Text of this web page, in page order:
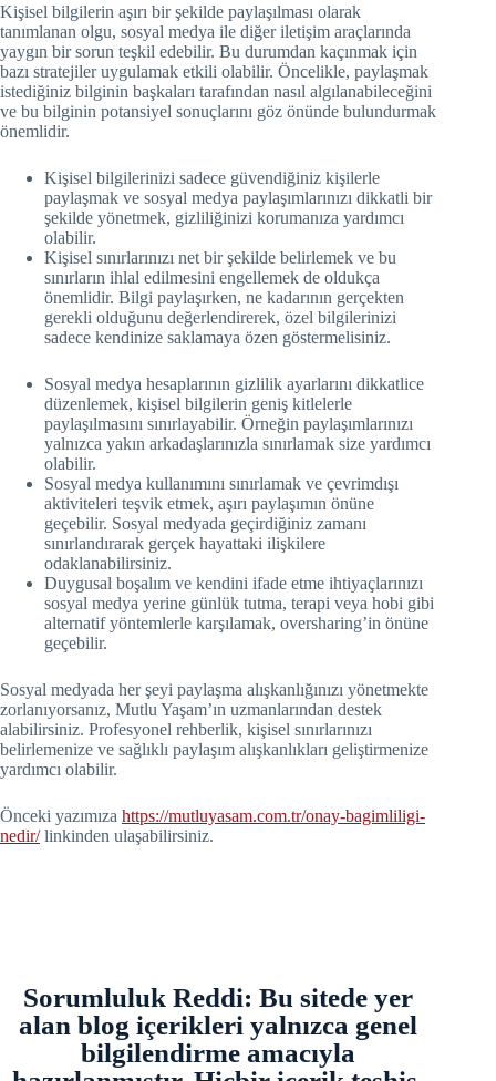
Kişisel bilgilerin aşırı bir şekilde paylaşılması olarak
tanımlanan olgu, sosyal medya ile diğer iletişim araçlarında
yaygın bir sorun teşkil edebilir. Bu durumdan kaçınmak için
bazı stratejiler uygulamak etkili olabilir. Öncelikle, paylaşmak
istediğiniz bilginin başkaları tarafından nasıl algılanabileceğini
ve bu bilginin potansiyel sonuçlarını göz önünde bulundurmak
önemlidir.
Kişisel bilgilerinizi sadece güvendiğiniz kişilerle
paylaşmak ve sosyal medya paylaşımlarınızı dikkatli bir
şekilde yönetmek, gizliliğinizi korumanıza yardımcı
olabilir.
Kişisel sınırlarınızı net bir şekilde belirlemek ve bu
sınırların ihlal edilmesini engellemek de oldukça
önemlidir. Bilgi paylaşırken, ne kadarının gerçekten
gerekli olduğunu değerlendirerek, özel bilgilerinizi
sadece kendinize saklamaya özen göstermelisiniz.
Sosyal medya hesaplarının gizlilik ayarlarını dikkatlice
düzenlemek, kişisel bilgilerin geniş kitlelerle
paylaşılmasını sınırlayabilir. Örneğin paylaşımlarınızı
yalnızca yakın arkadaşlarınızla sınırlamak size yardımcı
olabilir.
Sosyal medya kullanımını sınırlamak ve çevrimdışı
aktiviteleri teşvik etmek, aşırı paylaşımın önüne
geçebilir. Sosyal medyada geçirdiğiniz zamanı
sınırlandırarak gerçek hayattaki ilişkilere
odaklanabilirsiniz.
Duygusal boşalım ve kendini ifade etme ihtiyaçlarınızı
sosyal medya yerine günlük tutma, terapi veya hobi gibi
alternatif yöntemlerle karşılamak, oversharing’in önüne
geçebilir.
Sosyal medyada her şeyi paylaşma alışkanlığınızı yönetmekte
zorlanıyorsanız, Mutlu Yaşam’ın uzmanlarından destek
alabilirsiniz. Profesyonel rehberlik, kişisel sınırlarınızı
belirlemenize ve sağlıklı paylaşım alışkanlıkları geliştirmenize
yardımcı olabilir.
Önceki yazımıza https://mutluyasam.com.tr/onay-bagimliligi-
nedir/linkinden ulaşabilirsiniz.
Sorumluluk Reddi: Bu sitede yer
alan blog içerikleri yalnızca genel
bilgilendirme amacıyla